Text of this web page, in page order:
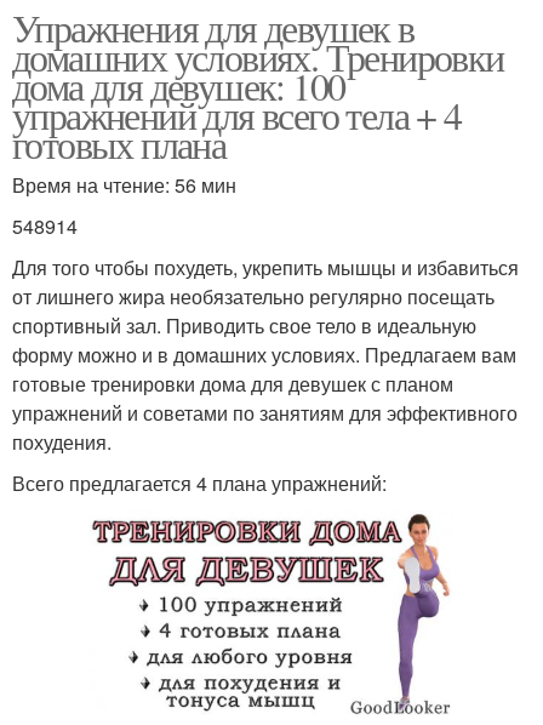
Упражнения для девушек в
домашних условиях. Тренировки
дома для девушек: 100
упражнений для всего тела + 4
готовых плана
Время на чтение: 56 мин
548914
Для того чтобы похудеть, укрепить мышцы и избавиться
от лишнего жира необязательно регулярно посещать
спортивный зал. Приводить свое тело в идеальную
форму можно и в домашних условиях. Предлагаем вам
готовые тренировки дома для девушек с планом
упражнений и советами по занятиям для эффективного
похудения.
Всего предлагается 4 плана упражнений: